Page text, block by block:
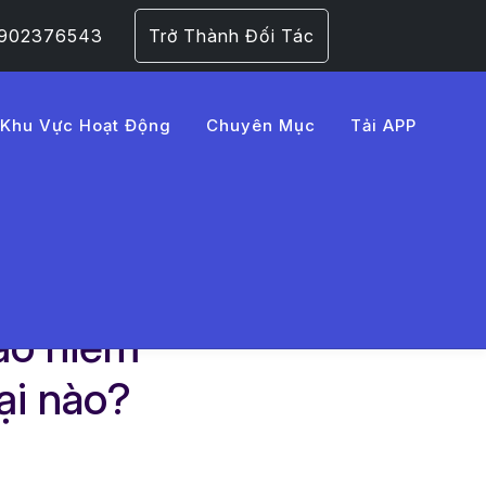
Trở Thành Đối Tác
Khu Vực Hoạt Động Chuyên Mục Tải APP
hiểm
nào?